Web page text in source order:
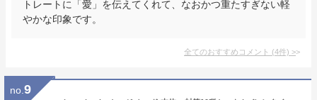
トレートに「愛」を伝えてくれて、なおかつ重たすぎない軽
やかな印象です。
全てのおすすめコメント (4件) >
no. 9